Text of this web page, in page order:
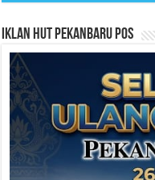
Iklan HUT Pekanbaru Pos